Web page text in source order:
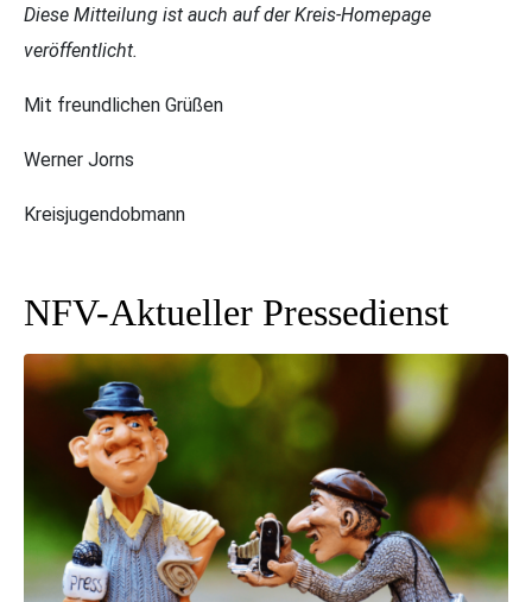
Diese Mitteilung ist auch auf der Kreis-Homepage
veröffentlicht.
Mit freundlichen Grüßen
Werner Jorns
Kreisjugendobmann
NFV-Aktueller Pressedienst